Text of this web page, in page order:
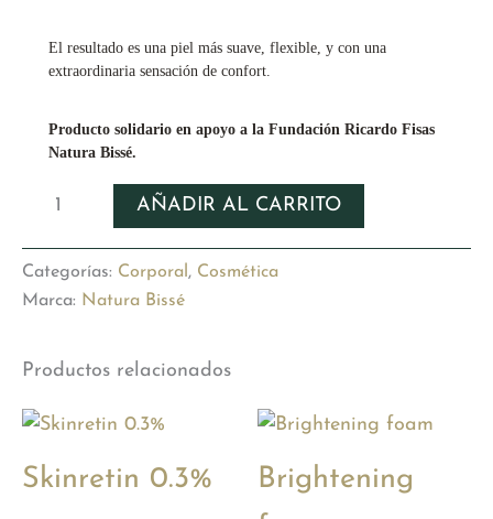
El resultado es una piel más suave, flexible, y con una
extraordinaria sensación de confort.
Producto solidario en apoyo a la Fundación Ricardo Fisas
Natura Bissé.
NATURAL
AÑADIR AL CARRITO
Categorías: Corporal , Cosmética
Marca: Natura Bissé
Productos relacionados
Skinretin 0.3%
Brightening